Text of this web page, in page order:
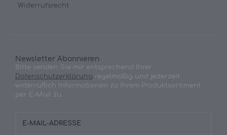
Widerrufsrecht
Newsletter Abonnieren
Bitte senden Sie mir entsprechend Ihrer
Datenschutzerklärung regelmäßig und jederzeit
widerruflich Informationen zu Ihrem Produktsortiment
per E-Mail zu.
Mail-